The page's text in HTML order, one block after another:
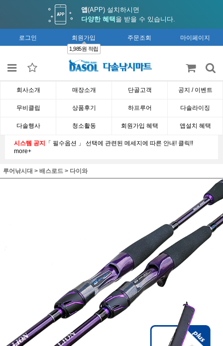
앱(APP) 설치하시면
다양한 혜택 을 받을 수 있습니다.
로그인 회원가입
1,985원 적립
주문조회 마이페이지
회사소개 매장소개 단골고객 공지 / 이벤트
무비클립 상품후기 하프루어 다솔라이징
다솔행사 청소활동 회원가입 혜택 앱설치 혜택
시스템 공지 「 필수옵션 」 선택에 관련된 메세지에 따른 안내! 클릭!!
more+
루어낚시대 > 배스로드 > 다이와